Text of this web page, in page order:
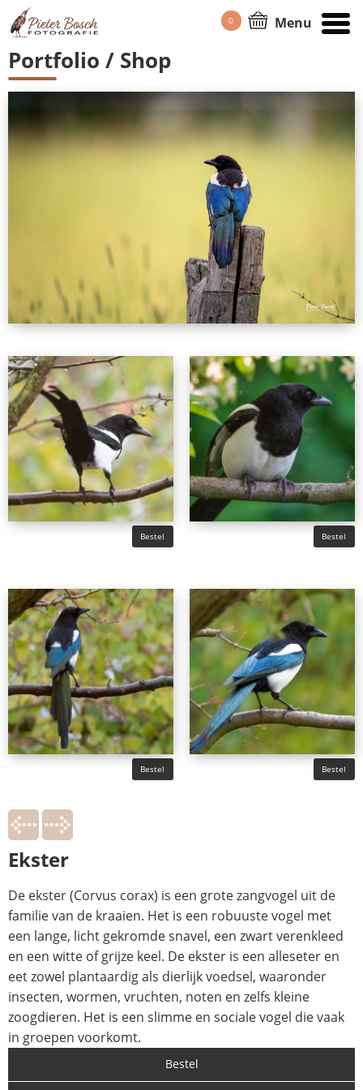
0 Menu
HOME/PORTFOLIO
Portfolio / Shop
Bestel Bestel
Bestel Bestel
Ekster
De ekster (Corvus corax) is een grote zangvogel uit de
familie van de kraaien. Het is een robuuste vogel met
een lange, licht gekromde snavel, een zwart verenkleed
en een witte of grijze keel. De ekster is een alleseter en
eet zowel plantaardig als dierlijk voedsel, waaronder
insecten, wormen, vruchten, noten en zelfs kleine
zoogdieren. Het is een slimme en sociale vogel die vaak
in groepen voorkomt.
Bestel